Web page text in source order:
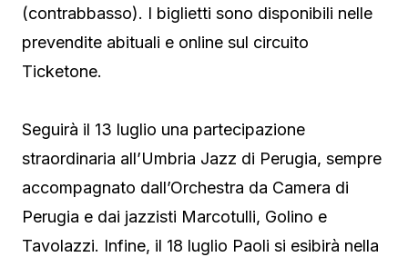
(contrabbasso). I biglietti sono disponibili nelle
prevendite abituali e online sul circuito
Ticketone.
Seguirà il 13 luglio una partecipazione
straordinaria all’Umbria Jazz di Perugia, sempre
accompagnato dall’Orchestra da Camera di
Perugia e dai jazzisti Marcotulli, Golino e
Tavolazzi. Infine, il 18 luglio Paoli si esibirà nella